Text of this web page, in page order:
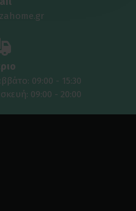
09:00 - 15:30
09:00 - 20:00